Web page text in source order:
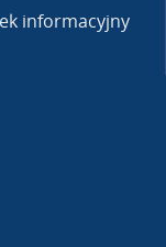
informacyjny